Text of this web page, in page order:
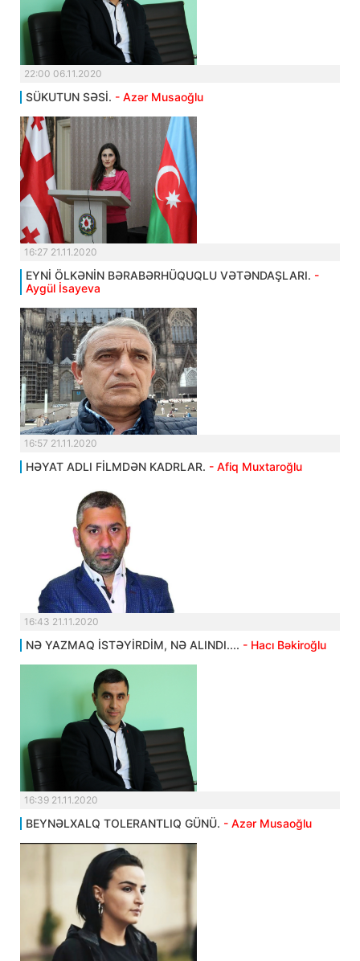
22:00 06.11.2020
SÜKUTUN SƏSİ. - Azər Musaoğlu
16:27 21.11.2020
EYNİ ÖLKƏNİN BƏRABƏRHÜQUQLU VƏTƏNDAŞLARI. -
Aygül İsayeva
16:57 21.11.2020
HƏYAT ADLI FİLMDƏN KADRLAR. - Afiq Muxtaroğlu
16:43 21.11.2020
NƏ YAZMAQ İSTƏYİRDİM, NƏ ALINDI.... - Hacı Bəkiroğlu
16:39 21.11.2020
BEYNƏLXALQ TOLERANTLIQ GÜNÜ. - Azər Musaoğlu